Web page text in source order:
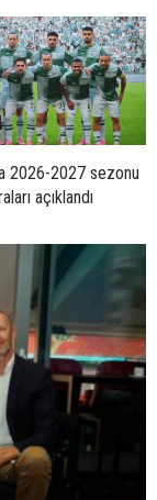
2026-2027 sezonu
açıklandı